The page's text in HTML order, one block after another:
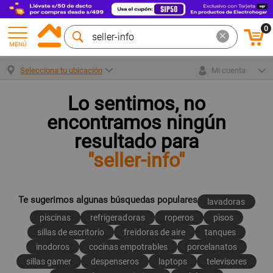
MENÚ
0
Selecciona tu ubicación Mi cuenta
Lo sentimos, no
encontramos ningún
resultado para
"seller-info"
Te sugerimos algunas búsquedas populares
lavadoras
piscinas
refrigeradoras roperos
pisos
sillas de escritorio
freidoras de aire
tanques
inodoros
cocinas empotrables
porcelanatos
sillas gamer
despenseros laptops
televisores